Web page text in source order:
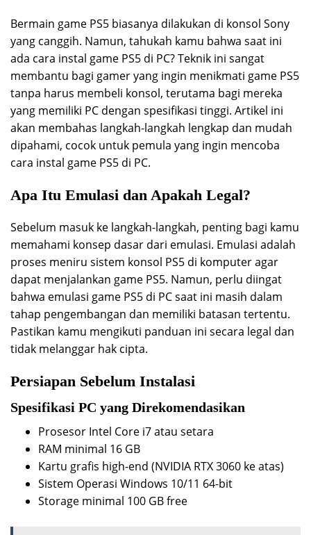
Bermain game PS5 biasanya dilakukan di konsol Sony
yang canggih. Namun, tahukah kamu bahwa saat ini
ada cara instal game PS5 di PC? Teknik ini sangat
membantu bagi gamer yang ingin menikmati game PS5
tanpa harus membeli konsol, terutama bagi mereka
yang memiliki PC dengan spesifikasi tinggi. Artikel ini
akan membahas langkah-langkah lengkap dan mudah
dipahami, cocok untuk pemula yang ingin mencoba
cara instal game PS5 di PC.
Apa Itu Emulasi dan Apakah Legal?
Sebelum masuk ke langkah-langkah, penting bagi kamu
memahami konsep dasar dari emulasi. Emulasi adalah
proses meniru sistem konsol PS5 di komputer agar
dapat menjalankan game PS5. Namun, perlu diingat
bahwa emulasi game PS5 di PC saat ini masih dalam
tahap pengembangan dan memiliki batasan tertentu.
Pastikan kamu mengikuti panduan ini secara legal dan
tidak melanggar hak cipta.
Persiapan Sebelum Instalasi
Spesifikasi PC yang Direkomendasikan
Prosesor Intel Core i7 atau setara
RAM minimal 16 GB
Kartu grafis high-end (NVIDIA RTX 3060 ke atas)
Sistem Operasi Windows 10/11 64-bit
Storage minimal 100 GB free